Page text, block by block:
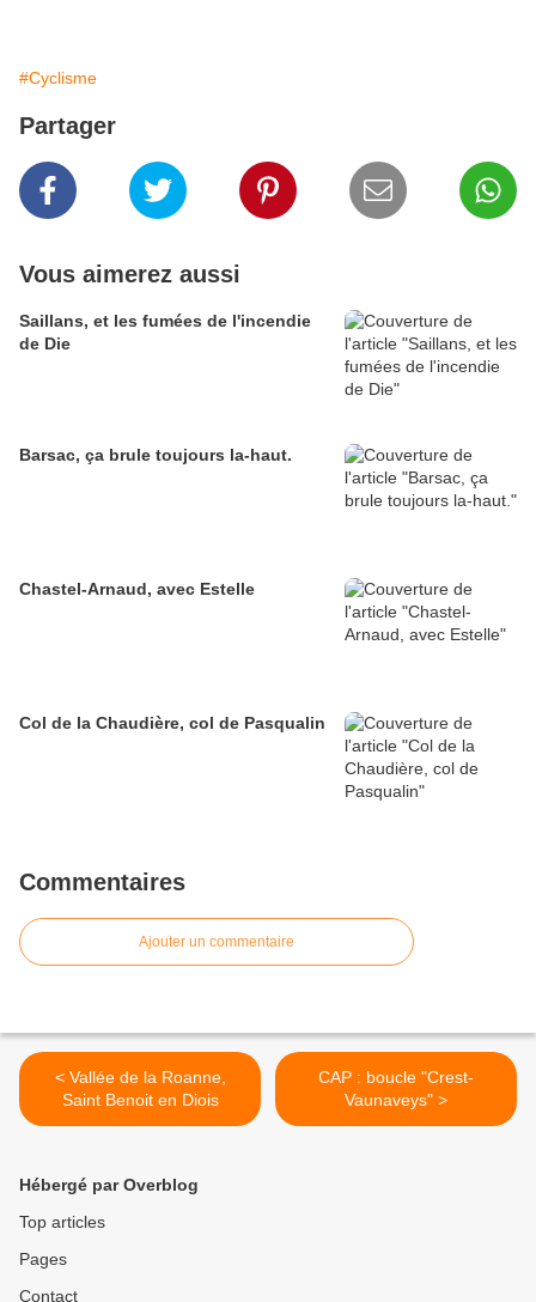
#Cyclisme
Partager
Vous aimerez aussi
Saillans, et les fumées de l'incendie
de Die
Barsac, ça brule toujours la-haut.
Chastel-Arnaud, avec Estelle
Col de la Chaudière, col de Pasqualin
Commentaires
Ajouter un commentaire
< Vallée de la Roanne,
Saint Benoit en Diois
CAP : boucle "Crest-
Vaunaveys" >
Hébergé par Overblog
Top articles
Pages
Contact